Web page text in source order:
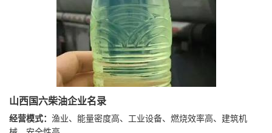
山西国六柴油企业名录
经营模式： 渔业、能量密度高、工业设备、燃烧效率高、建筑机